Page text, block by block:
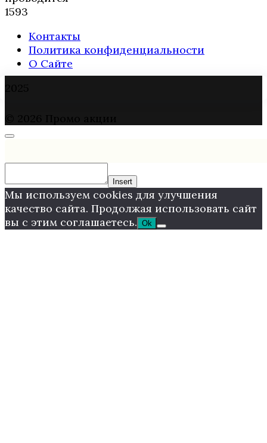
1593
Контакты
Политика конфиденциальности
О Сайте
Insert
Мы используем cookies для улучшения
качество сайта. Продолжая использовать сайт
вы с этим соглашаетесь. Ok